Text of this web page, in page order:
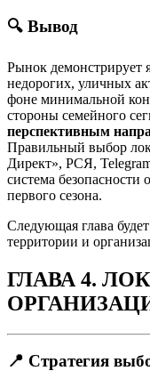
🔍 Вывод
Рынок демонстрирует
недорогих, уличных
фоне минимальной
стороны семейного
перспективным
Правильный выбор
Директ», РСЯ,
система безопасности
первого сезона.
Следующая глава
территории и
ГЛАВА 4.
📍 Стратегия